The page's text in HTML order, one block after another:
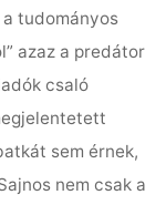
tudományos
azaz a predátor
csaló
sem érnek,
nem csak a